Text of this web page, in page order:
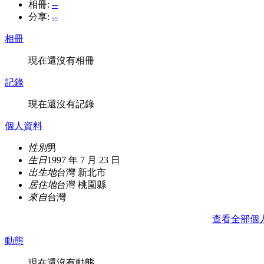
相冊: --
分享: --
相冊
現在還沒有相冊
記錄
現在還沒有記錄
個人資料
性別男
生日1997 年 7 月 23 日
出生地台灣 新北市
居住地台灣 桃園縣
來自台灣
查看全部個
動態